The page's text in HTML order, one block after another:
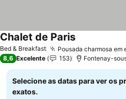
Bed & Breakfast Pousada charmosa em
Chalet de Paris
8,6 Excelente 153 Fontenay-
Selecione as datas para ver os
exatos.